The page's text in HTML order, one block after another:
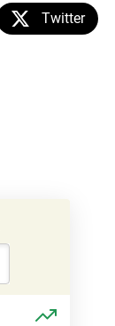
Twitter